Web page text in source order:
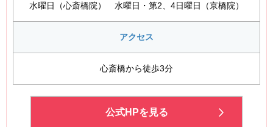
水曜日（心斎橋院） 水曜日・第2、4日曜日（京橋院）
アクセス
心斎橋から徒歩3分
公式HPを見る